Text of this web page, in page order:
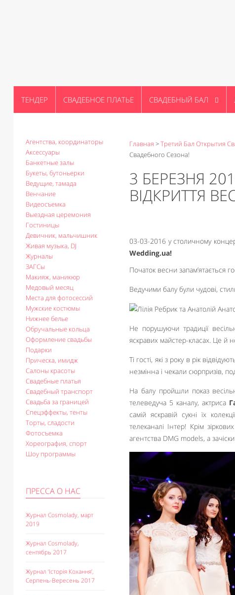
ТЕНДЕР СВАДЕБНОЕ ПЛАТЬЕ СВАДЕБНЫЙ БАЛ
Агентства, координаторы
Аксессуары
Банкетные залы
Букеты, бутоньерки
Ведущие, тамада
Венчание
Видеосъемка
Выездная церемония
Гостиницы
Девичник, мальчишник
Живая музыка, DJ
Журналы
ЗАГСы
Макияж, маникюр
Медовый месяц
Места для фотосессий
Мужские костюмы
Нижнее белье
Обручальные кольца
Оформление свадьбы
Подарки
Прическа, имидж
Салоны красоты
Свадебные платья
Свадебный транспорт
Свадьба за границей
Спецэффекты, тенты
Торты, сладости
Фотосъемка
Хореография, спорт
Шоу программы
ПРЕССА О НАС
Журнал Cosmolady, март
2019
Журнал Cosmolady,
сентябрь 2017
Журнал ‘Історія Кохання’,
Серпень-Вересень 2017
Главная >Третий Бал Открытия
Свадебного Сезона!
3 БЕРЕЗНЯ
ВІДКРИТТЯ
03-03-2016 у столичному
Wedding.ua!
Початок весни запам’ятається
Ведучими балу були чудові,
Не порушуючи традиції
яскравих майстер-класах. Це й
Ті гості, які з року в рік
незмінна і чекали сюрпризів,
На балу пройшли показ
телеведуча 5 каналу, актриса
самій яскравій сукні їх
телеканалі Інтер! Крім
агентства DMG models, а